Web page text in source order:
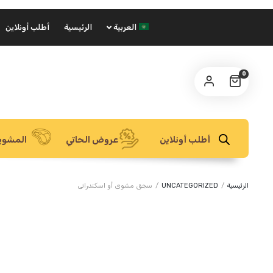
العربية الرئيسية أطلب أونلاين
0
أطلب أونلاين عروض الحاتي
الرئيسية /
UNCATEGORIZED
/ سجق مشوى أو اسكندرانى